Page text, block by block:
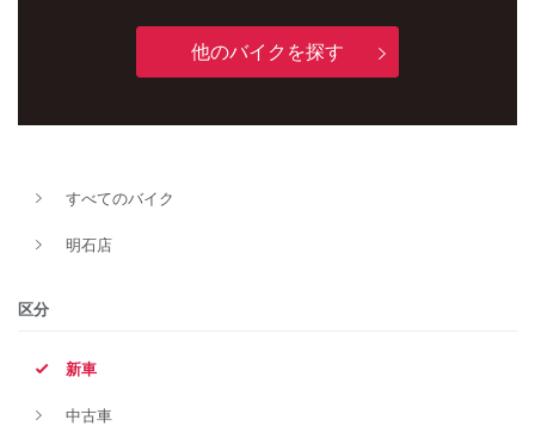
他のバイクを探す
すべてのバイク
明石店
区分
新車
中古車
新車
タイプ